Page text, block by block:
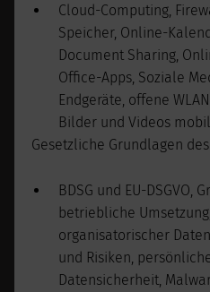
Cloud-Computing,
Speicher, Online-
Document Sharing,
Office-Apps, Soziale
Endgeräte, offene
Bilder und Videos
Gesetzliche Grundlagen
BDSG und EU-DSGVO,
betriebliche
organisatorischer
und Risiken,
Datensicherheit,